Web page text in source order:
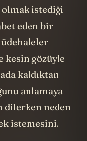
olmak istediği
eden bir
kesin gözüyle
kaldıktan
anlamaya
dilerken neden
istemesini.